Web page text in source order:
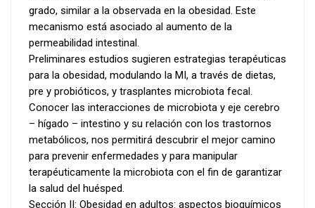
grado, similar a la observada en la obesidad. Este
mecanismo está asociado al aumento de la
permeabilidad intestinal.
Preliminares estudios sugieren estrategias terapéuticas
para la obesidad, modulando la MI, a través de dietas,
pre y probióticos, y trasplantes microbiota fecal.
Conocer las interacciones de microbiota y eje cerebro
– hígado – intestino y su relación con los trastornos
metabólicos, nos permitirá descubrir el mejor camino
para prevenir enfermedades y para manipular
terapéuticamente la microbiota con el fin de garantizar
la salud del huésped.
Sección II: Obesidad en adultos: aspectos bioquímicos